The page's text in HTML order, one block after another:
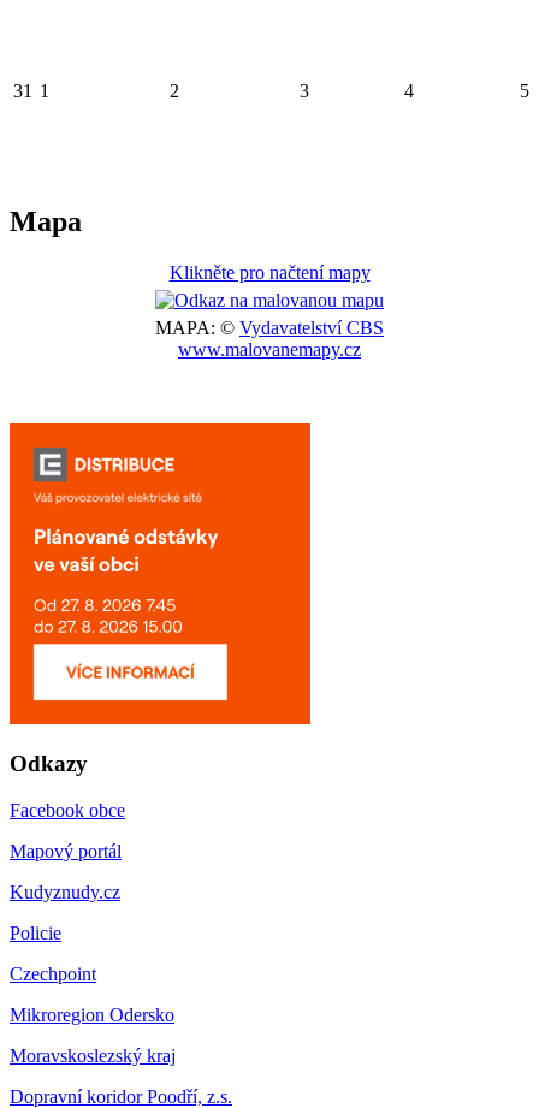
31 1 2 3 4 5
Mapa
Klikněte pro načtení mapy
MAPA: © Vydavatelství CBS
www.malovanemapy.cz
Odkazy
Facebook obce
Mapový portál
Kudyznudy.cz
Policie
Czechpoint
Mikroregion Odersko
Moravskoslezský kraj
Dopravní koridor Poodří, z.s.